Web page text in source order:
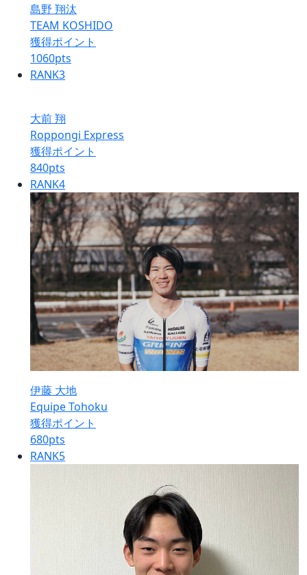
島野 翔汰
TEAM KOSHIDO
獲得ポイント
1060pts
RANK3
大前 翔
Roppongi Express
獲得ポイント
840pts
RANK4
伊藤 大地
Equipe Tohoku
獲得ポイント
680pts
RANK5